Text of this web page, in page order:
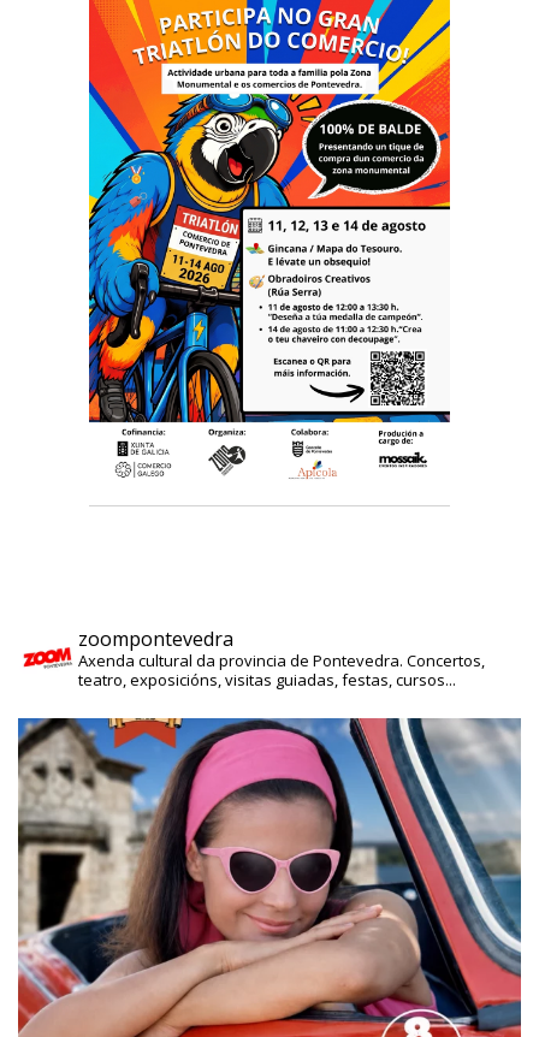
zoompontevedra
Axenda cultural da provincia de Pontevedra. Concertos,
teatro, exposicións, visitas guiadas, festas, cursos...